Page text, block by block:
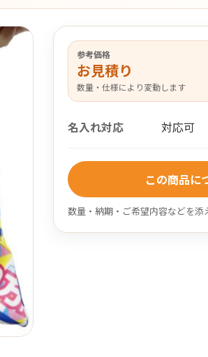
参考価格
お見積り
数量・仕様により変動します
名入れ対応 対応可
この商品に
数量・納期・ご希望内容などを添